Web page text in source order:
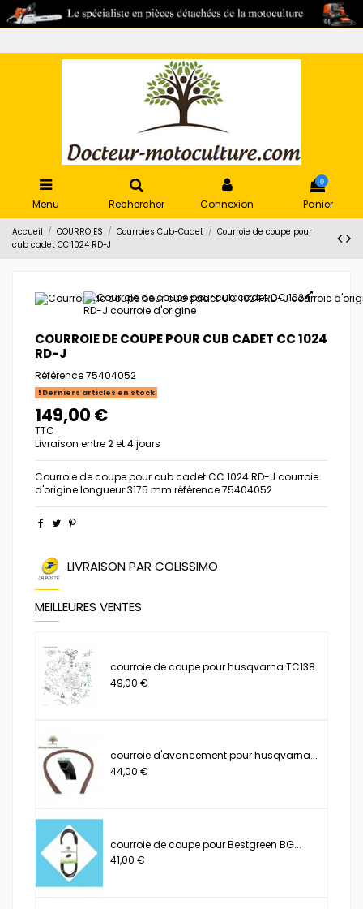
Menu Rechercher Connexion
0
Panier
Accueil COURROIES Courroies Cub-Cadet
Courroie de coupe pour
cub cadet CC 1024 RD-J
COURROIE DE COUPE POUR CUB CADET CC 1024
RD-J
Référence75404052
Derniers articles en stock
149,00 €
TTC
Livraison entre 2 et 4 jours
Courroie de coupe pour cub cadet CC 1024 RD-J courroie
d'origine longueur 3175 mm référence 75404052
LIVRAISON PAR COLISSIMO
MEILLEURES VENTES
courroie de coupe pour husqvarna TC138
49,00 €
courroie d'avancement pour husqvarna...
44,00 €
courroie de coupe pour Bestgreen BG...
41,00 €